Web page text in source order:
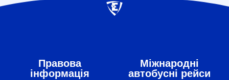
Правова
інформація
Міжнародні
автобусні рейси